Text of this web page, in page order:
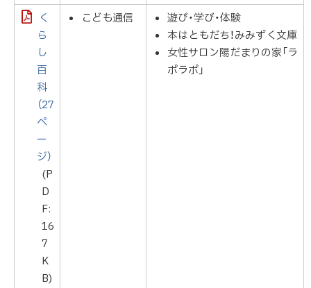
く
ら
し
百
科
（27
ペ
ー
ジ）
(P
D
F:
16
7
K
B)
こども通信
遊び・学び・体験
本はともだち！みみずく文庫
女性サロン陽だまりの家「ラ
ポラポ」